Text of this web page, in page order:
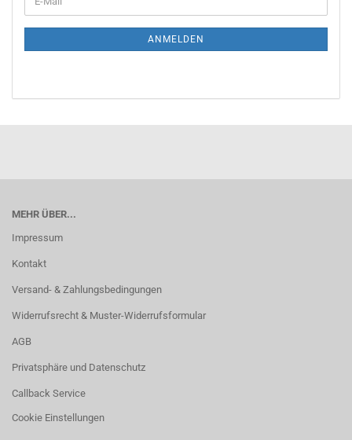
ZUR
Mail
ANMELDEN
MEHR ÜBER...
Impressum
Kontakt
Versand- & Zahlungsbedingungen
Widerrufsrecht & Muster-Widerrufsformular
AGB
Privatsphäre und Datenschutz
Callback Service
Cookie Einstellungen